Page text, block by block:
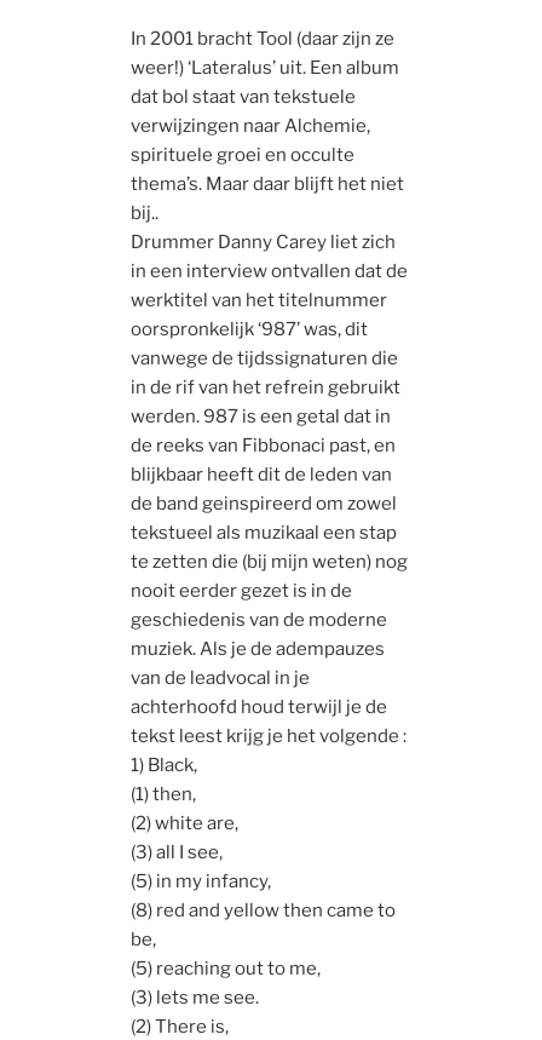
In 2001 bracht Tool (daar zijn ze
weer!) ‘Lateralus’ uit. Een album
dat bol staat van tekstuele
verwijzingen naar Alchemie,
spirituele groei en occulte
thema’s. Maar daar blijft het niet
bij..
Drummer Danny Carey liet zich
in een interview ontvallen dat de
werktitel van het titelnummer
oorspronkelijk ‘987’ was, dit
vanwege de tijdssignaturen die
in de rif van het refrein gebruikt
werden. 987 is een getal dat in
de reeks van Fibbonaci past, en
blijkbaar heeft dit de leden van
de band geinspireerd om zowel
tekstueel als muzikaal een stap
te zetten die (bij mijn weten) nog
nooit eerder gezet is in de
geschiedenis van de moderne
muziek. Als je de adempauzes
van de leadvocal in je
achterhoofd houd terwijl je de
tekst leest krijg je het volgende :
1) Black,
(1) then,
(2) white are,
(3) all I see,
(5) in my infancy,
(8) red and yellow then came to
be,
(5) reaching out to me,
(3) lets me see.
(2) There is,